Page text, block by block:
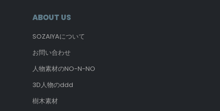
ABOUT US
SOZAIYAについて
お問い合わせ
人物素材のNO-N-NO
3D人物のddd
樹木素材